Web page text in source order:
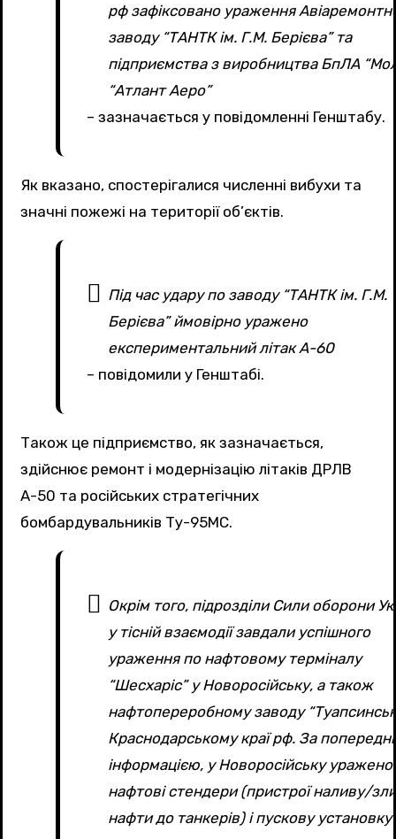
рф зафіксовано ураження
заводу “ТАНТК ім. Г.М. Берієва” та
підприємства з виробництва БпЛА
“Атлант Аеро”
– зазначається у повідомленні Генштабу.
Як вказано, спостерігалися численні вибухи та
значні пожежі на території об’єктів.
Під час удару по заводу “ТАНТК ім. Г.М.
Берієва” ймовірно уражено
експериментальний літак А-60
– повідомили у Генштабі.
Також це підприємство, як зазначається,
здійснює ремонт і модернізацію літаків ДРЛВ
А-50 та російських стратегічних
бомбардувальників Ту-95МС.
Окрім того, підрозділи Сили оборони
у тісній взаємодії завдали успішного
ураження по нафтовому терміналу
“Шесхаріс” у Новоросійську, а також
нафтопереробному заводу
Краснодарському краї рф. За
інформацією, у Новоросійську уражено
нафтові стендери (пристрої наливу/
нафти до танкерів) і пускову установку